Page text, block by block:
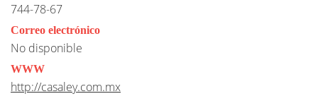
744-78-67
Correo electrónico
No disponible
WWW
http://casaley.com.mx